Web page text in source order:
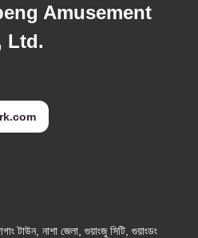
Amusement
Ltd.
টাউন, নাশা জেলা, গুয়াংজু সিটি, গুয়াংডং